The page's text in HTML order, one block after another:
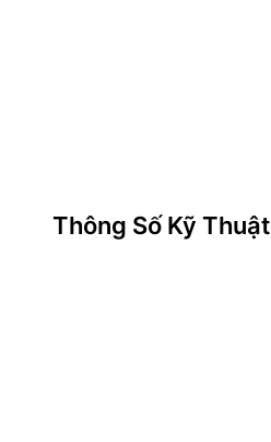
Thông Số Kỹ Thuật